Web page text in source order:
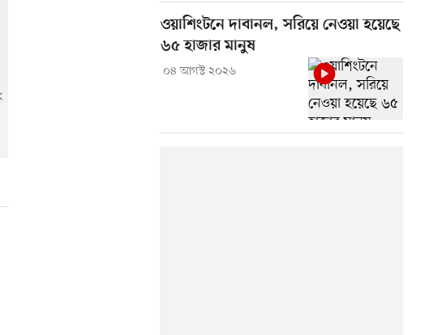
ওয়াশিংটনে দাবানল, সরিয়ে নেওয়া হয়েছে
৬৫ হাজার মানুষ
০৪ আগস্ট ২০২৬